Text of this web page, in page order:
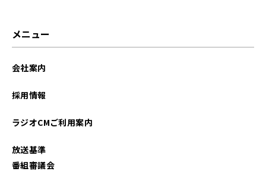
メニュー
会社案内
採用情報
ラジオCMご利用案内
放送基準
番組審議会